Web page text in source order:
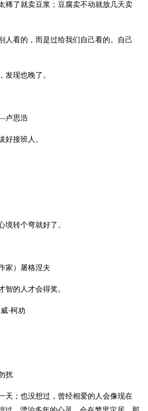
稀了就卖豆浆；豆腐卖不动就放几天卖
人看的，而是过给我们自己看的。自己
现也晚了。
卢思浩
接班人。
转个弯就好了。
家）屠格涅夫
的人才会得奖。
·柯劝
扰
天；也没想过，曾经相爱的人会像现在